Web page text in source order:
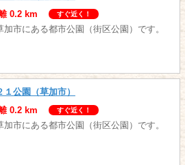
0.2 km
すぐ近く！
加市にある都市公園（街区公園）です。
１公園（草加市）
0.2 km
すぐ近く！
加市にある都市公園（街区公園）です。